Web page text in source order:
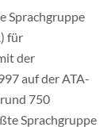
Sprachgruppe
für
der
auf der ATA-
750
Sprachgruppe